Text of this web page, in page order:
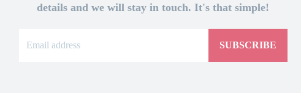
details and we will stay in touch. It's that simple!
SUBSCRIBE